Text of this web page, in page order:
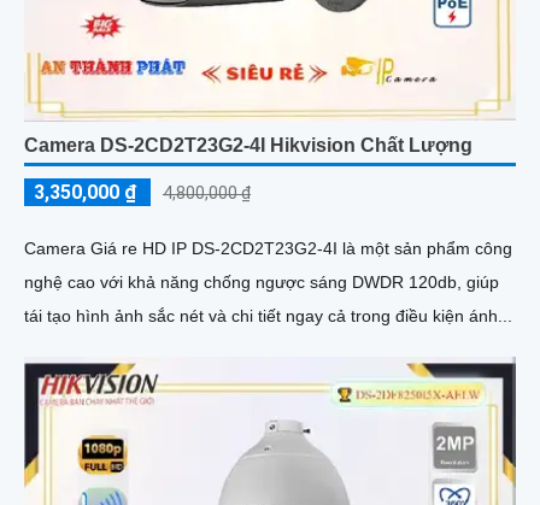
Camera DS-2CD2T23G2-4I Hikvision Chất Lượng
3,350,000 ₫ 4,800,000 ₫
Camera Giá re HD IP DS-2CD2T23G2-4I là một sản phẩm công
nghệ cao với khả năng chống ngược sáng DWDR 120db, giúp
tái tạo hình ảnh sắc nét và chi tiết ngay cả trong điều kiện ánh...